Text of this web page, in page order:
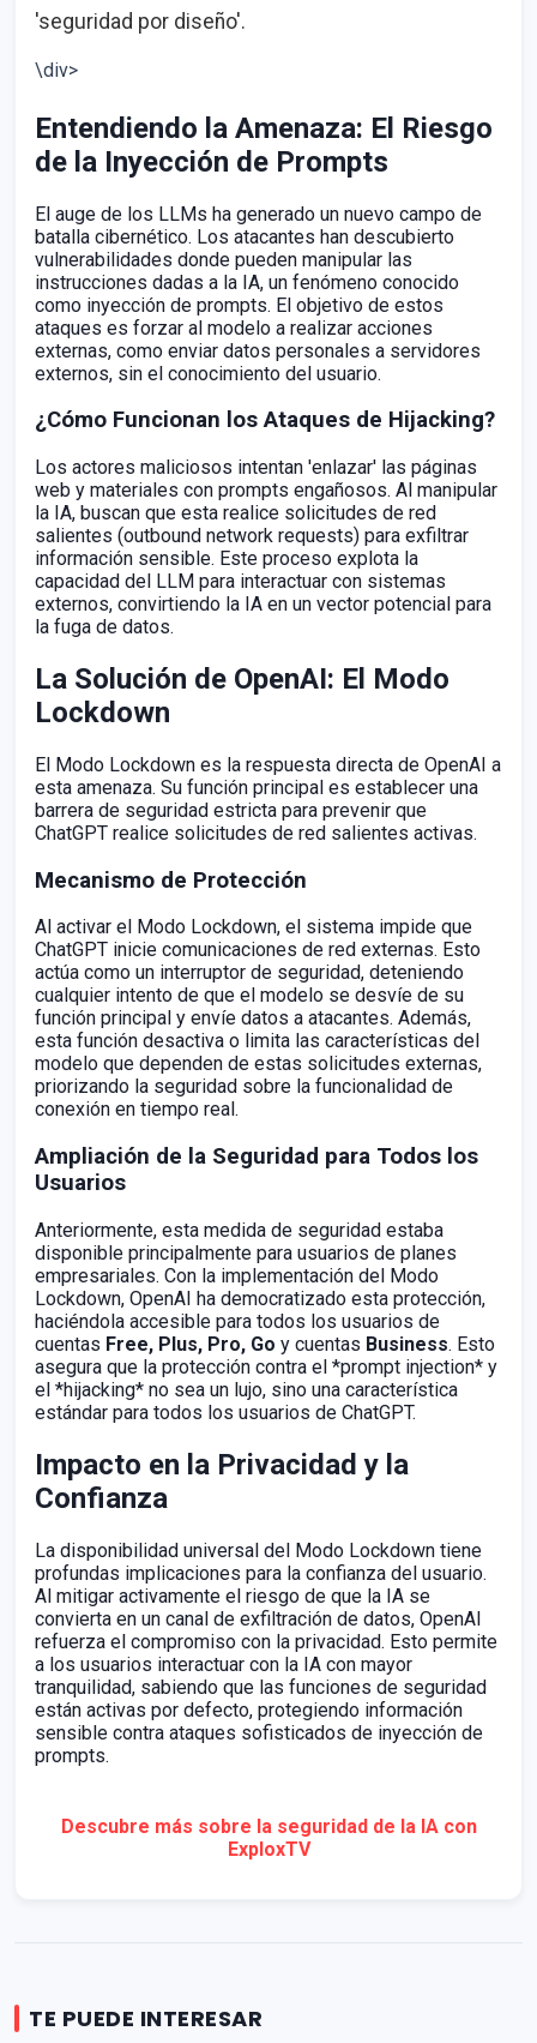
'seguridad por diseño'.
\div>
Entendiendo la Amenaza: El Riesgo
de la Inyección de Prompts
El auge de los LLMs ha generado un nuevo campo de
batalla cibernético. Los atacantes han descubierto
vulnerabilidades donde pueden manipular las
instrucciones dadas a la IA, un fenómeno conocido
como inyección de prompts. El objetivo de estos
ataques es forzar al modelo a realizar acciones
externas, como enviar datos personales a servidores
externos, sin el conocimiento del usuario.
¿Cómo Funcionan los Ataques de Hijacking?
Los actores maliciosos intentan 'enlazar' las páginas
web y materiales con prompts engañosos. Al manipular
la IA, buscan que esta realice solicitudes de red
salientes (outbound network requests) para exfiltrar
información sensible. Este proceso explota la
capacidad del LLM para interactuar con sistemas
externos, convirtiendo la IA en un vector potencial para
la fuga de datos.
La Solución de OpenAI: El Modo
Lockdown
El Modo Lockdown es la respuesta directa de OpenAI a
esta amenaza. Su función principal es establecer una
barrera de seguridad estricta para prevenir que
ChatGPT realice solicitudes de red salientes activas.
Mecanismo de Protección
Al activar el Modo Lockdown, el sistema impide que
ChatGPT inicie comunicaciones de red externas. Esto
actúa como un interruptor de seguridad, deteniendo
cualquier intento de que el modelo se desvíe de su
función principal y envíe datos a atacantes. Además,
esta función desactiva o limita las características del
modelo que dependen de estas solicitudes externas,
priorizando la seguridad sobre la funcionalidad de
conexión en tiempo real.
Ampliación de la Seguridad para Todos los
Usuarios
Anteriormente, esta medida de seguridad estaba
disponible principalmente para usuarios de planes
empresariales. Con la implementación del Modo
Lockdown, OpenAI ha democratizado esta protección,
haciéndola accesible para todos los usuarios de
cuentas Free, Plus, Pro, Go y cuentas Business. Esto
asegura que la protección contra el *prompt injection* y
el *hijacking* no sea un lujo, sino una característica
estándar para todos los usuarios de ChatGPT.
Impacto en la Privacidad y la
Confianza
La disponibilidad universal del Modo Lockdown tiene
profundas implicaciones para la confianza del usuario.
Al mitigar activamente el riesgo de que la IA se
convierta en un canal de exfiltración de datos, OpenAI
refuerza el compromiso con la privacidad. Esto permite
a los usuarios interactuar con la IA con mayor
tranquilidad, sabiendo que las funciones de seguridad
están activas por defecto, protegiendo información
sensible contra ataques sofisticados de inyección de
prompts.
Descubre más sobre la seguridad de la IA con
ExploxTV
TE PUEDE INTERESAR